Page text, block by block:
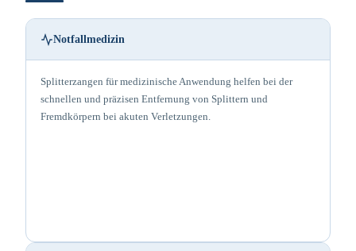
Notfallmedizin
Splitterzangen für medizinische Anwendung helfen bei der
schnellen und präzisen Entfernung von Splittern und
Fremdkörpern bei akuten Verletzungen.